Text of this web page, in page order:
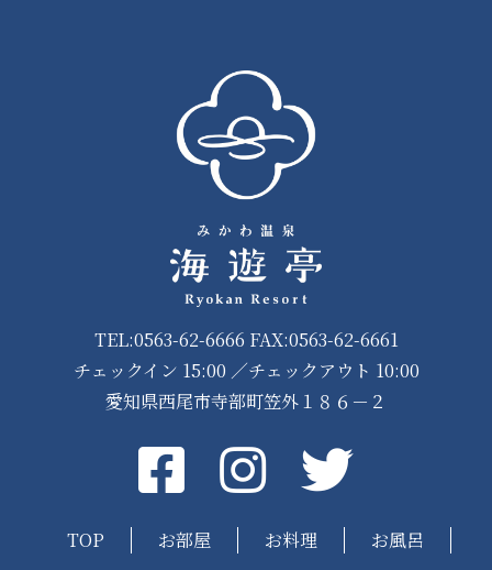
TEL:0563-62-6666 FAX:0563-62-6661
チェックイン 15:00 ／チェックアウト 10:00
愛知県西尾市寺部町笠外１８６－２
FacebookinstagramTwitter
TOP お部屋 お料理 お風呂